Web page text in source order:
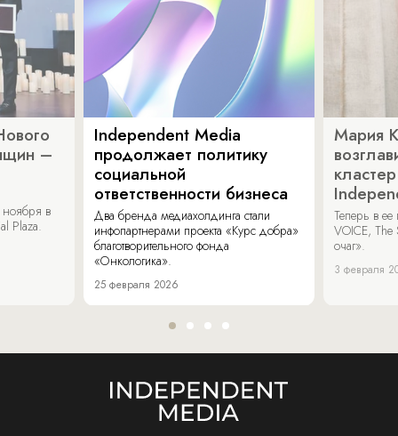
–
ноября в
Plaza.
Independent Media
продолжает политику
социальной
ответственности бизнеса
Два бренда медиахолдинга стали
инфопартнерами проекта «Курс добра»
благотворительного фонда
«Онкологика».
25 февраля 2026
Мария
Теперь в
VOICE,
очаг».
3 февраля